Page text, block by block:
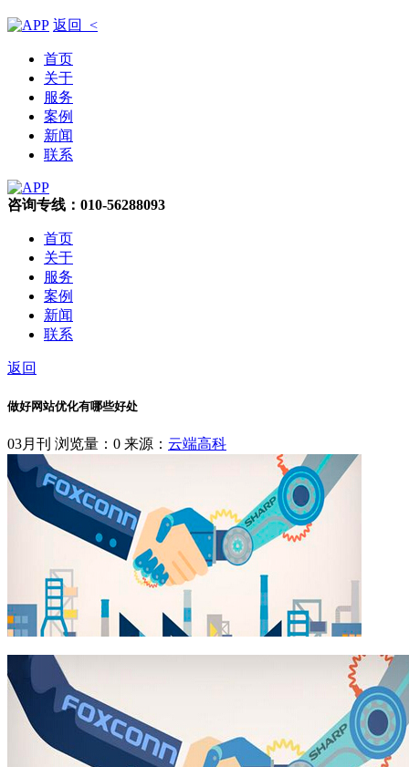
返回 <
首页
关于
服务
案例
新闻
联系
咨询专线：010-56288093
首页
关于
服务
案例
新闻
联系
返回
做好网站优化有哪些好处
03月刊 浏览量：0 来源： 云端高科